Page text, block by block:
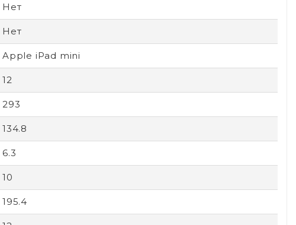
Нет
Нет
Apple iPad mini
12
293
134.8
6.3
10
195.4